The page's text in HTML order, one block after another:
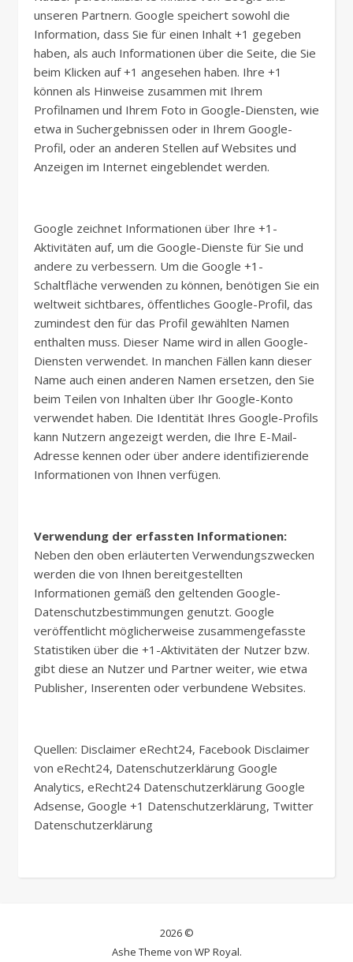
unseren Partnern. Google speichert sowohl die
Information, dass Sie für einen Inhalt +1 gegeben
haben, als auch Informationen über die Seite, die Sie
beim Klicken auf +1 angesehen haben. Ihre +1
können als Hinweise zusammen mit Ihrem
Profilnamen und Ihrem Foto in Google-Diensten, wie
etwa in Suchergebnissen oder in Ihrem Google-
Profil, oder an anderen Stellen auf Websites und
Anzeigen im Internet eingeblendet werden.
Google zeichnet Informationen über Ihre +1-
Aktivitäten auf, um die Google-Dienste für Sie und
andere zu verbessern. Um die Google +1-
Schaltfläche verwenden zu können, benötigen Sie ein
weltweit sichtbares, öffentliches Google-Profil, das
zumindest den für das Profil gewählten Namen
enthalten muss. Dieser Name wird in allen Google-
Diensten verwendet. In manchen Fällen kann dieser
Name auch einen anderen Namen ersetzen, den Sie
beim Teilen von Inhalten über Ihr Google-Konto
verwendet haben. Die Identität Ihres Google-Profils
kann Nutzern angezeigt werden, die Ihre E-Mail-
Adresse kennen oder über andere identifizierende
Informationen von Ihnen verfügen.
Verwendung der erfassten Informationen:
Neben den oben erläuterten Verwendungszwecken
werden die von Ihnen bereitgestellten
Informationen gemäß den geltenden Google-
Datenschutzbestimmungen genutzt. Google
veröffentlicht möglicherweise zusammengefasste
Statistiken über die +1-Aktivitäten der Nutzer bzw.
gibt diese an Nutzer und Partner weiter, wie etwa
Publisher, Inserenten oder verbundene Websites.
Quellen: Disclaimer eRecht24, Facebook Disclaimer
von eRecht24, Datenschutzerklärung Google
Analytics, eRecht24 Datenschutzerklärung Google
Adsense, Google +1 Datenschutzerklärung, Twitter
Datenschutzerklärung
2026 ©
Ashe Theme von WP Royal.